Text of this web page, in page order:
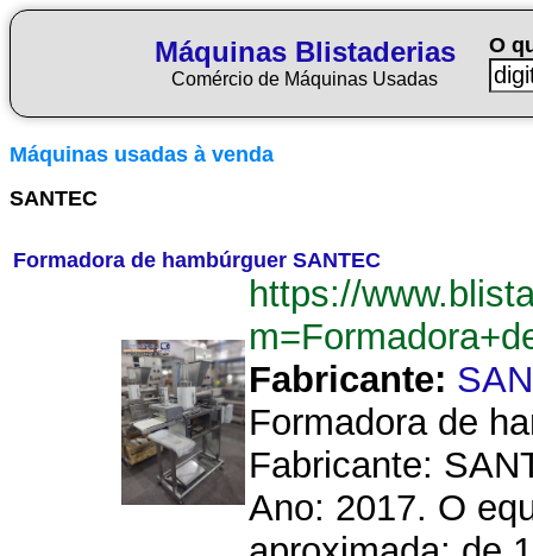
Máquinas Blistaderias
Comércio de Máquinas Usadas
O
Máquinas usadas à venda
SANTEC
Formadora de hambúrguer SANTEC
https://
Fabricante:
Formadora de
Fabricante:
Ano: 2017. O